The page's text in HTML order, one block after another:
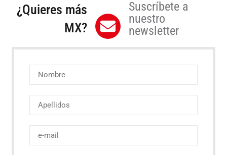
¿Quieres más
MX?
Suscríbete a
nuestro
newsletter